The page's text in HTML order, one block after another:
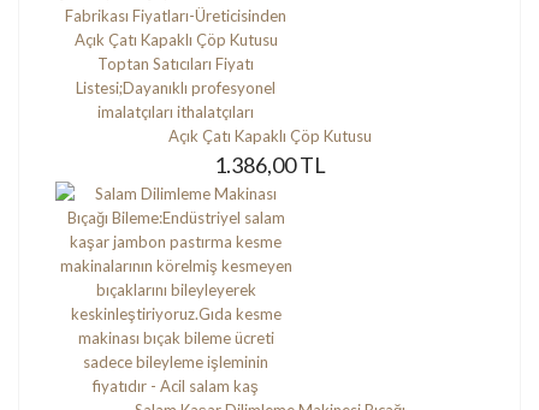
Açık Çatı Kapaklı Çöp Kutusu
1.386,00 TL